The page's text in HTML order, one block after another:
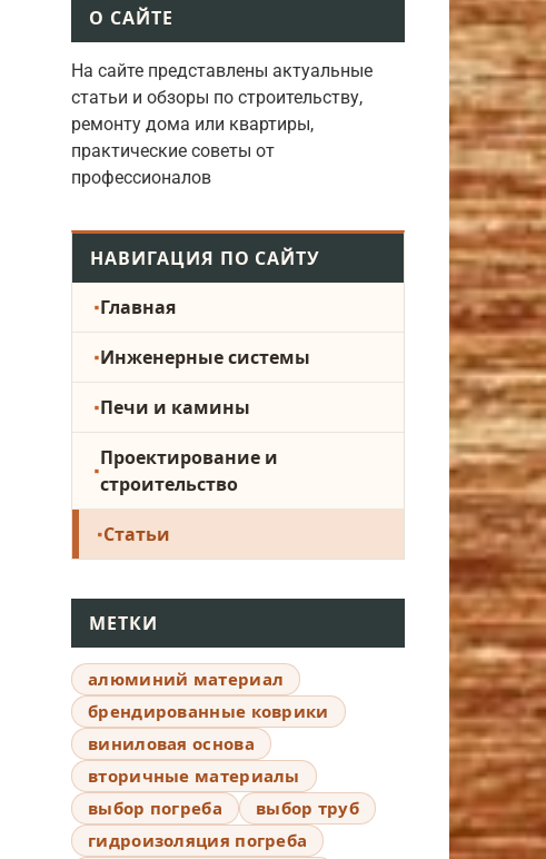
О САЙТЕ
На сайте представлены актуальные
статьи и обзоры по строительству,
ремонту дома или квартиры,
практические советы от
профессионалов
НАВИГАЦИЯ ПО САЙТУ
Главная
Инженерные системы
Печи и камины
Проектирование и
строительство
Статьи
МЕТКИ
алюминий материал
брендированные коврики
виниловая основа
вторичные материалы
выбор погреба
выбор труб
гидроизоляция погреба